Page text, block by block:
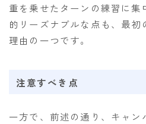
重を乗せたターンの練習に
的リーズナブルな点も、最初
理由の一つです。
注意すべき点
一方で、前述の通り、キャン